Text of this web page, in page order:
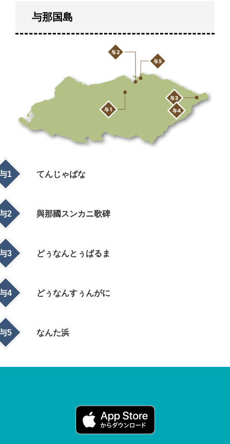
与那国島
1 てんじゃばな
2 與那國スンカニ歌碑
3 どぅなんとぅばるま
4 どぅなんすぅんがに
5 なんた浜